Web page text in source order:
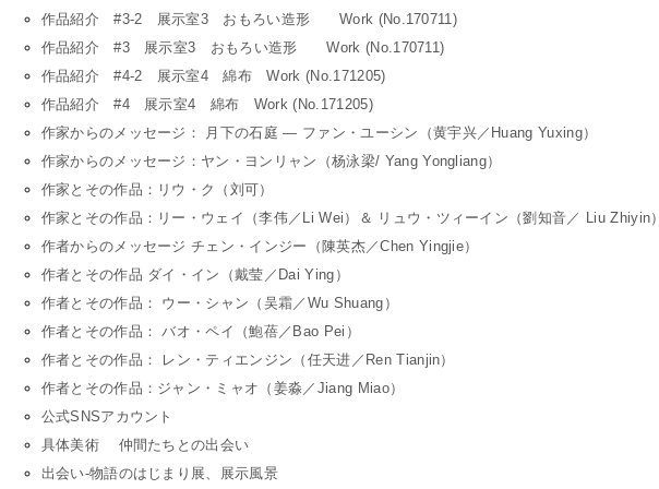
作品紹介 #3-2 展示室3 おもろい造形 Work (No.170711)
作品紹介 #3 展示室3 おもろい造形 Work (No.170711)
作品紹介 #4-2 展示室4 綿布 Work (No.171205)
作品紹介 #4 展示室4 綿布 Work (No.171205)
作家からのメッセージ： 月下の石庭 — ファン・ユーシン（黄宇兴／Huang Yuxing）
作家からのメッセージ：ヤン・ヨンリャン（杨泳梁/ Yang Yongliang）
作家とその作品：リウ・ク（刘可）
作家とその作品：リー・ウェイ（李伟／Li Wei）＆ リュウ・ツィーイン（劉知音／ Liu Zhiyin）
作者からのメッセージ チェン・インジー（陳英杰／Chen Yingjie）
作者とその作品 ダイ・イン（戴莹／Dai Ying）
作者とその作品： ウー・シャン（吴霜／Wu Shuang）
作者とその作品： バオ・ペイ（鮑蓓／Bao Pei）
作者とその作品： レン・ティエンジン（任天进／Ren Tianjin）
作者とその作品：ジャン・ミャオ（姜淼／Jiang Miao）
公式SNSアカウント
具体美術 仲間たちとの出会い
出会い-物語のはじまり展、展示風景